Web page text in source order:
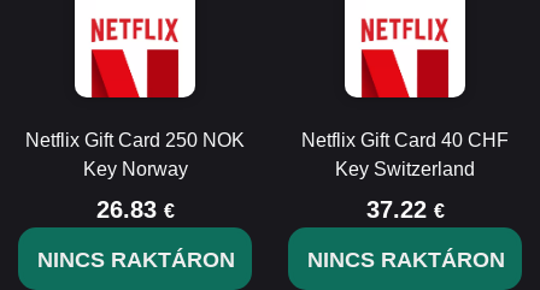
Netflix Gift Card 250 NOK
Key Norway
26.83 €
NINCS RAKTÁRON
Netflix Gift Card 40 CHF
Key Switzerland
37.22 €
NINCS RAKTÁRON